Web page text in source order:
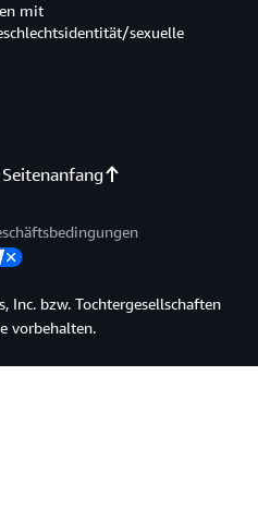
mit
sexuelle
Inc. bzw. Tochtergesellschaften
vorbehalten.